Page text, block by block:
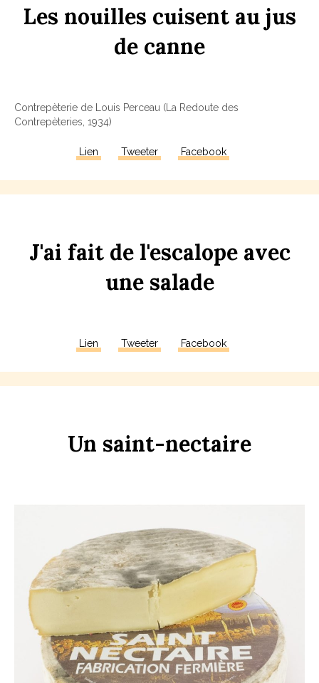
Les nouilles cuisent au jus
de canne
Contrepèterie de Louis Perceau (La Redoute des
Contrepèteries, 1934)
Lien Tweeter Facebook
J'ai fait de l'escalope avec
une salade
Lien Tweeter Facebook
Un saint-nectaire